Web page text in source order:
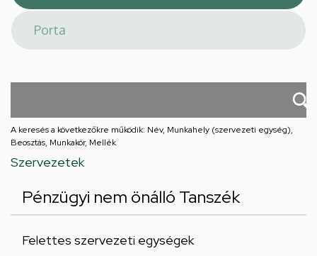
A keresés a következőkre működik: Név, Munkahely (szervezeti egység),
Beosztás, Munkakör, Mellék
Szervezetek
Pénzügyi nem önálló Tanszék
Felettes szervezeti egységek